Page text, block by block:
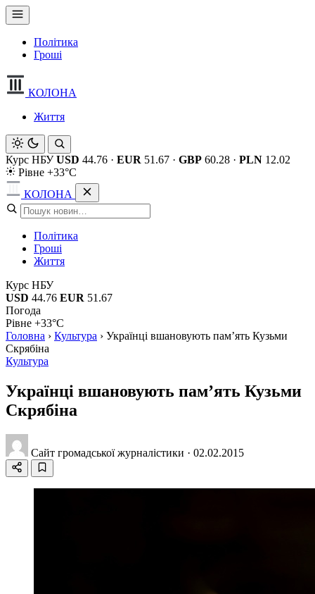
Політика
Гроші
КОЛОНА
Життя
Курс НБУ USD 44.76 · EUR 51.67 · GBP 60.28 · PLN 12.02
Рівне +33°C
КОЛОНА
Політика
Гроші
Життя
Курс НБУ
USD 44.76 EUR 51.67
Погода
Рівне +33°C
Головна › Культура › Українці вшановують пам’ять Кузьми
Скрябіна
Культура
Українці вшановують пам’ять Кузьми
Скрябіна
Сайт громадської журналістики · 02.02.2015